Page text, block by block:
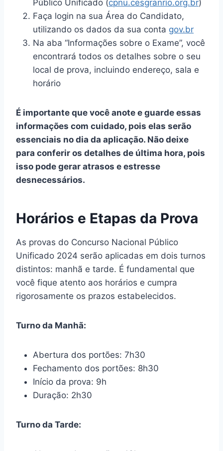
Público Unificado (cpnu.cesgranrio.org.br)
Faça login na sua Área do Candidato,
utilizando os dados da sua conta gov.br
Na aba “Informações sobre o Exame”, você
encontrará todos os detalhes sobre o seu
local de prova, incluindo endereço, sala e
horário
É importante que você anote e guarde essas
informações com cuidado, pois elas serão
essenciais no dia da aplicação. Não deixe
para conferir os detalhes de última hora, pois
isso pode gerar atrasos e estresse
desnecessários.
Horários e Etapas da Prova
As provas do Concurso Nacional Público
Unificado 2024 serão aplicadas em dois turnos
distintos: manhã e tarde. É fundamental que
você fique atento aos horários e cumpra
rigorosamente os prazos estabelecidos.
Turno da Manhã:
Abertura dos portões: 7h30
Fechamento dos portões: 8h30
Início da prova: 9h
Duração: 2h30
Turno da Tarde: